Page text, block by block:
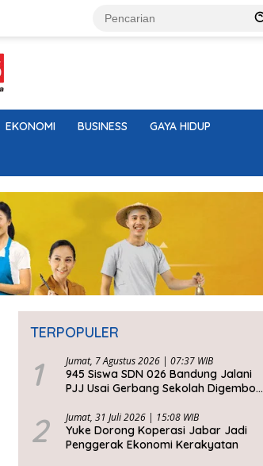
EKONOMI BUSINESS GAYA HIDUP
TERPOPULER
1 Jumat, 7 Agustus 2026 | 07:37 WIB
945 Siswa SDN 026 Bandung Jalani
PJJ Usai Gerbang Sekolah Digembok
2 Jumat, 31 Juli 2026 | 15:08 WIB
Yuke Dorong Koperasi Jabar Jadi
Penggerak Ekonomi Kerakyatan